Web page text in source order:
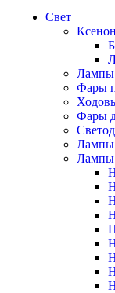
Свет
Лампы
Фары
Фары
Лампы
Лампы